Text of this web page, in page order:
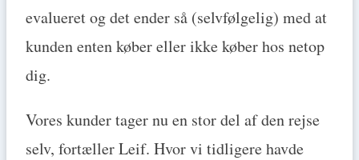
evalueret og det ender så (selvfølgelig) med at
kunden enten køber eller ikke køber hos netop
dig.
Vores kunder tager nu en stor del af den rejse
selv, fortæller Leif. Hvor vi tidligere havde